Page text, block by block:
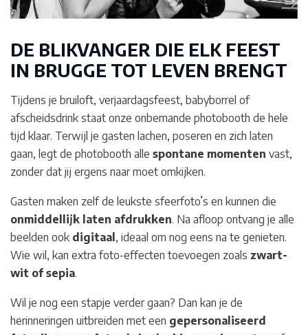
DE BLIKVANGER DIE ELK FEEST
IN BRUGGE TOT LEVEN BRENGT
Tijdens je bruiloft, verjaardagsfeest, babyborrel of
afscheidsdrink staat onze onbemande photobooth de hele
tijd klaar. Terwijl je gasten lachen, poseren en zich laten
gaan, legt de photobooth alle spontane momenten vast,
zonder dat jij ergens naar moet omkijken.
Gasten maken zelf de leukste sfeerfoto’s en kunnen die
onmiddellijk laten afdrukken. Na afloop ontvang je alle
beelden ook digitaal, ideaal om nog eens na te genieten.
Wie wil, kan extra foto-effecten toevoegen zoals zwart-
wit of sepia.
Wil je nog een stapje verder gaan? Dan kan je de
herinneringen uitbreiden met een gepersonaliseerd